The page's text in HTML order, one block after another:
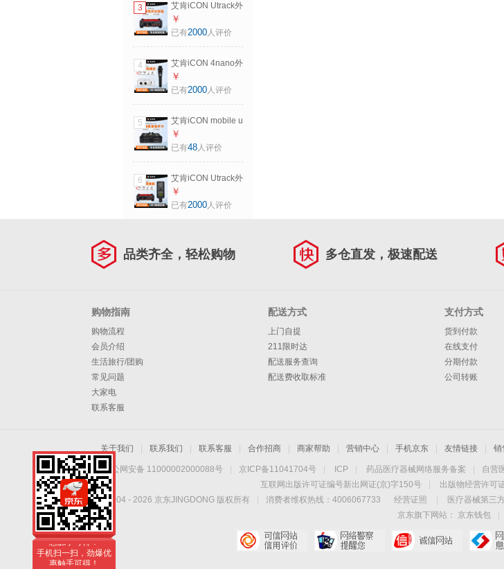
用 SCAN7红色
3
艾肯iCON Utrack外
置声卡套装笔记本
台式电脑主播K歌手
装 艾肯Utrack单品
包调试
￥
已有2000人评价
4
艾肯iCON 4nano外
置USB声卡套装手
机直播电脑K歌录音
4NANO+BLUE
E300手持麦
￥
已有2000人评价
5
艾肯iCON mobile u
mini外置声卡套装
电脑手机直播喊麦
mini单品包调试
￥
已有48人评价
6
艾肯iCON Utrack外
置声卡套装笔记本
台式电脑主播K歌手
特LCT240 PRO
￥
已有2000人评价
品类齐全，轻松购物 多仓直发，极速配送
购物指南
购物流程
会员介绍
生活旅行/团购
常见问题
大家电
联系客服
配送方式
上门自提
211限时达
配送服务查询
配送费收取标准
支付方式
货到付款
在线支付
分期付款
公司转账
关于我们 联系我们 联系客服 合作招商 商家帮助 营销中心 手机京东 友情链接 销
京公网安备 11000002000088号 京ICP备11041704号 ICP 药品医疗器械网络服务备案 自营
互联网出版许可证编号新出网证(京)字150号
出版物经营许可
Copyright © 2004 - 2026 京东JINGDONG 版权所有 消费者维权热线：4006067733 经营证照 医疗器械第三
京东旗下网站：
京东钱包
手机扫一扫，劲爆优
惠触手可得！
手机扫一扫，劲爆优
惠触手可得！